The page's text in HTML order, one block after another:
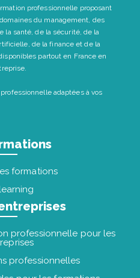
professionnelle proposant
du management, des
la santé, de la sécurité, de la
de la finance et de la
partout en France en
adaptées à vos
formations
professionnelle pour les
professionnelles